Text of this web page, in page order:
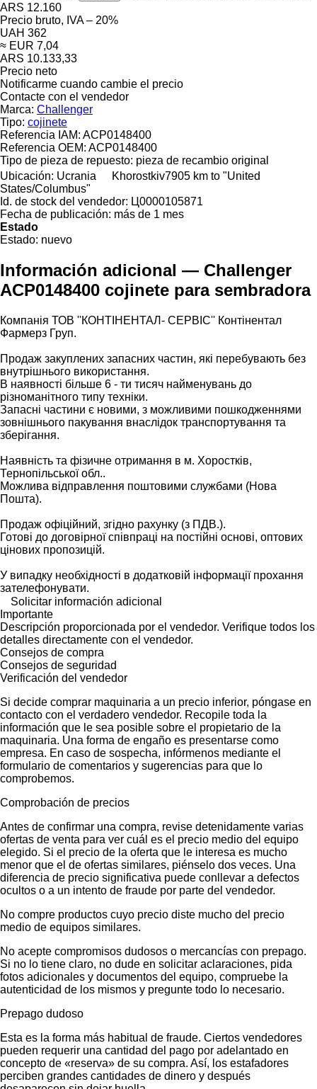
ARS 12.160
Precio bruto, IVA – 20%
UAH 362
≈ EUR 7,04
ARS 10.133,33
Precio neto
Notificarme cuando cambie el precio
Contacte con el vendedor
Marca: Challenger
Tipo: cojinete
Referencia IAM: ACP0148400
Referencia OEM: ACP0148400
Tipo de pieza de repuesto: pieza de recambio original
Ubicación: Ucrania Khorostkiv7905 km to "United
States/Columbus"
Id. de stock del vendedor: Ц0000105871
Fecha de publicación: más de 1 mes
Estado
Estado: nuevo
Información adicional — Challenger
ACP0148400 cojinete para sembradora
Компанія ТОВ ''КОНТІНЕНТАЛ- СЕРВІС'' Контінентал
Фармерз Груп.
Продаж закуплених запасних частин, які перебувають без
внутрішнього використання.
В наявності більше 6 - ти тисяч найменувань до
різноманітного типу техніки.
Запасні частини є новими, з можливими пошкодженнями
зовнішнього пакування внаслідок транспортування та
зберігання.
Наявність та фізичне отримання в м. Хоростків,
Тернопільської обл..
Можлива відправлення поштовими службами (Нова
Пошта).
Продаж офіційний, згідно рахунку (з ПДВ.).
Готові до договірної співпраці на постійні основі, оптових
цінових пропозицій.
У випадку необхідності в додатковій інформації прохання
зателефонувати.
Solicitar información adicional
Importante
Descripción proporcionada por el vendedor. Verifique todos los
detalles directamente con el vendedor.
Consejos de compra
Consejos de seguridad
Verificación del vendedor
Si decide comprar maquinaria a un precio inferior, póngase en
contacto con el verdadero vendedor. Recopile toda la
información que le sea posible sobre el propietario de la
maquinaria. Una forma de engaño es presentarse como
empresa. En caso de sospecha, infórmenos mediante el
formulario de comentarios y sugerencias para que lo
comprobemos.
Comprobación de precios
Antes de confirmar una compra, revise detenidamente varias
ofertas de venta para ver cuál es el precio medio del equipo
elegido. Si el precio de la oferta que le interesa es mucho
menor que el de ofertas similares, piénselo dos veces. Una
diferencia de precio significativa puede conllevar a defectos
ocultos o a un intento de fraude por parte del vendedor.
No compre productos cuyo precio diste mucho del precio
medio de equipos similares.
No acepte compromisos dudosos o mercancías con prepago.
Si no lo tiene claro, no dude en solicitar aclaraciones, pida
fotos adicionales y documentos del equipo, compruebe la
autenticidad de los mismos y pregunte todo lo necesario.
Prepago dudoso
Esta es la forma más habitual de fraude. Ciertos vendedores
pueden requerir una cantidad del pago por adelantado en
concepto de «reserva» de su compra. Así, los estafadores
perciben grandes cantidades de dinero y después